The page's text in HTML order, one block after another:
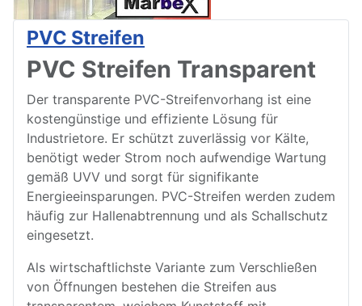
PVC Streifen
PVC Streifen Transparent
Der transparente PVC-Streifenvorhang ist eine
kostengünstige und effiziente Lösung für
Industrietore. Er schützt zuverlässig vor Kälte,
benötigt weder Strom noch aufwendige Wartung
gemäß UVV und sorgt für signifikante
Energieeinsparungen. PVC-Streifen werden zudem
häufig zur Hallenabtrennung und als Schallschutz
eingesetzt.
Als wirtschaftlichste Variante zum Verschließen
von Öffnungen bestehen die Streifen aus